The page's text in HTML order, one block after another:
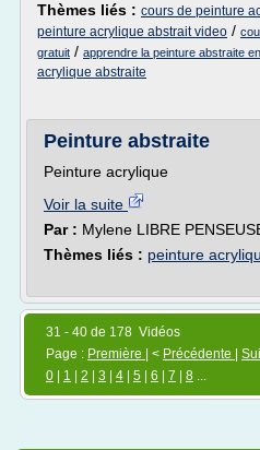
Thèmes liés : cours de peinture
peinture acrylique abstrait video /
gratuit / apprendre la peinture abstraite
acrylique abstraite
Peinture abstraite
Peinture acrylique
Voir la suite
Par : Mylene LIBRE
Thèmes liés : peinture
31 - 40 de 178 Vidéos
Page : Première | < Précédente
0
1 2 3 4 5 6 7 8 ...